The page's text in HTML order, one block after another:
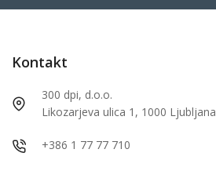
Kontakt
300 dpi, d.o.o.
Likozarjeva ulica 1, 1000 Ljubljana
+386 1 77 77 710